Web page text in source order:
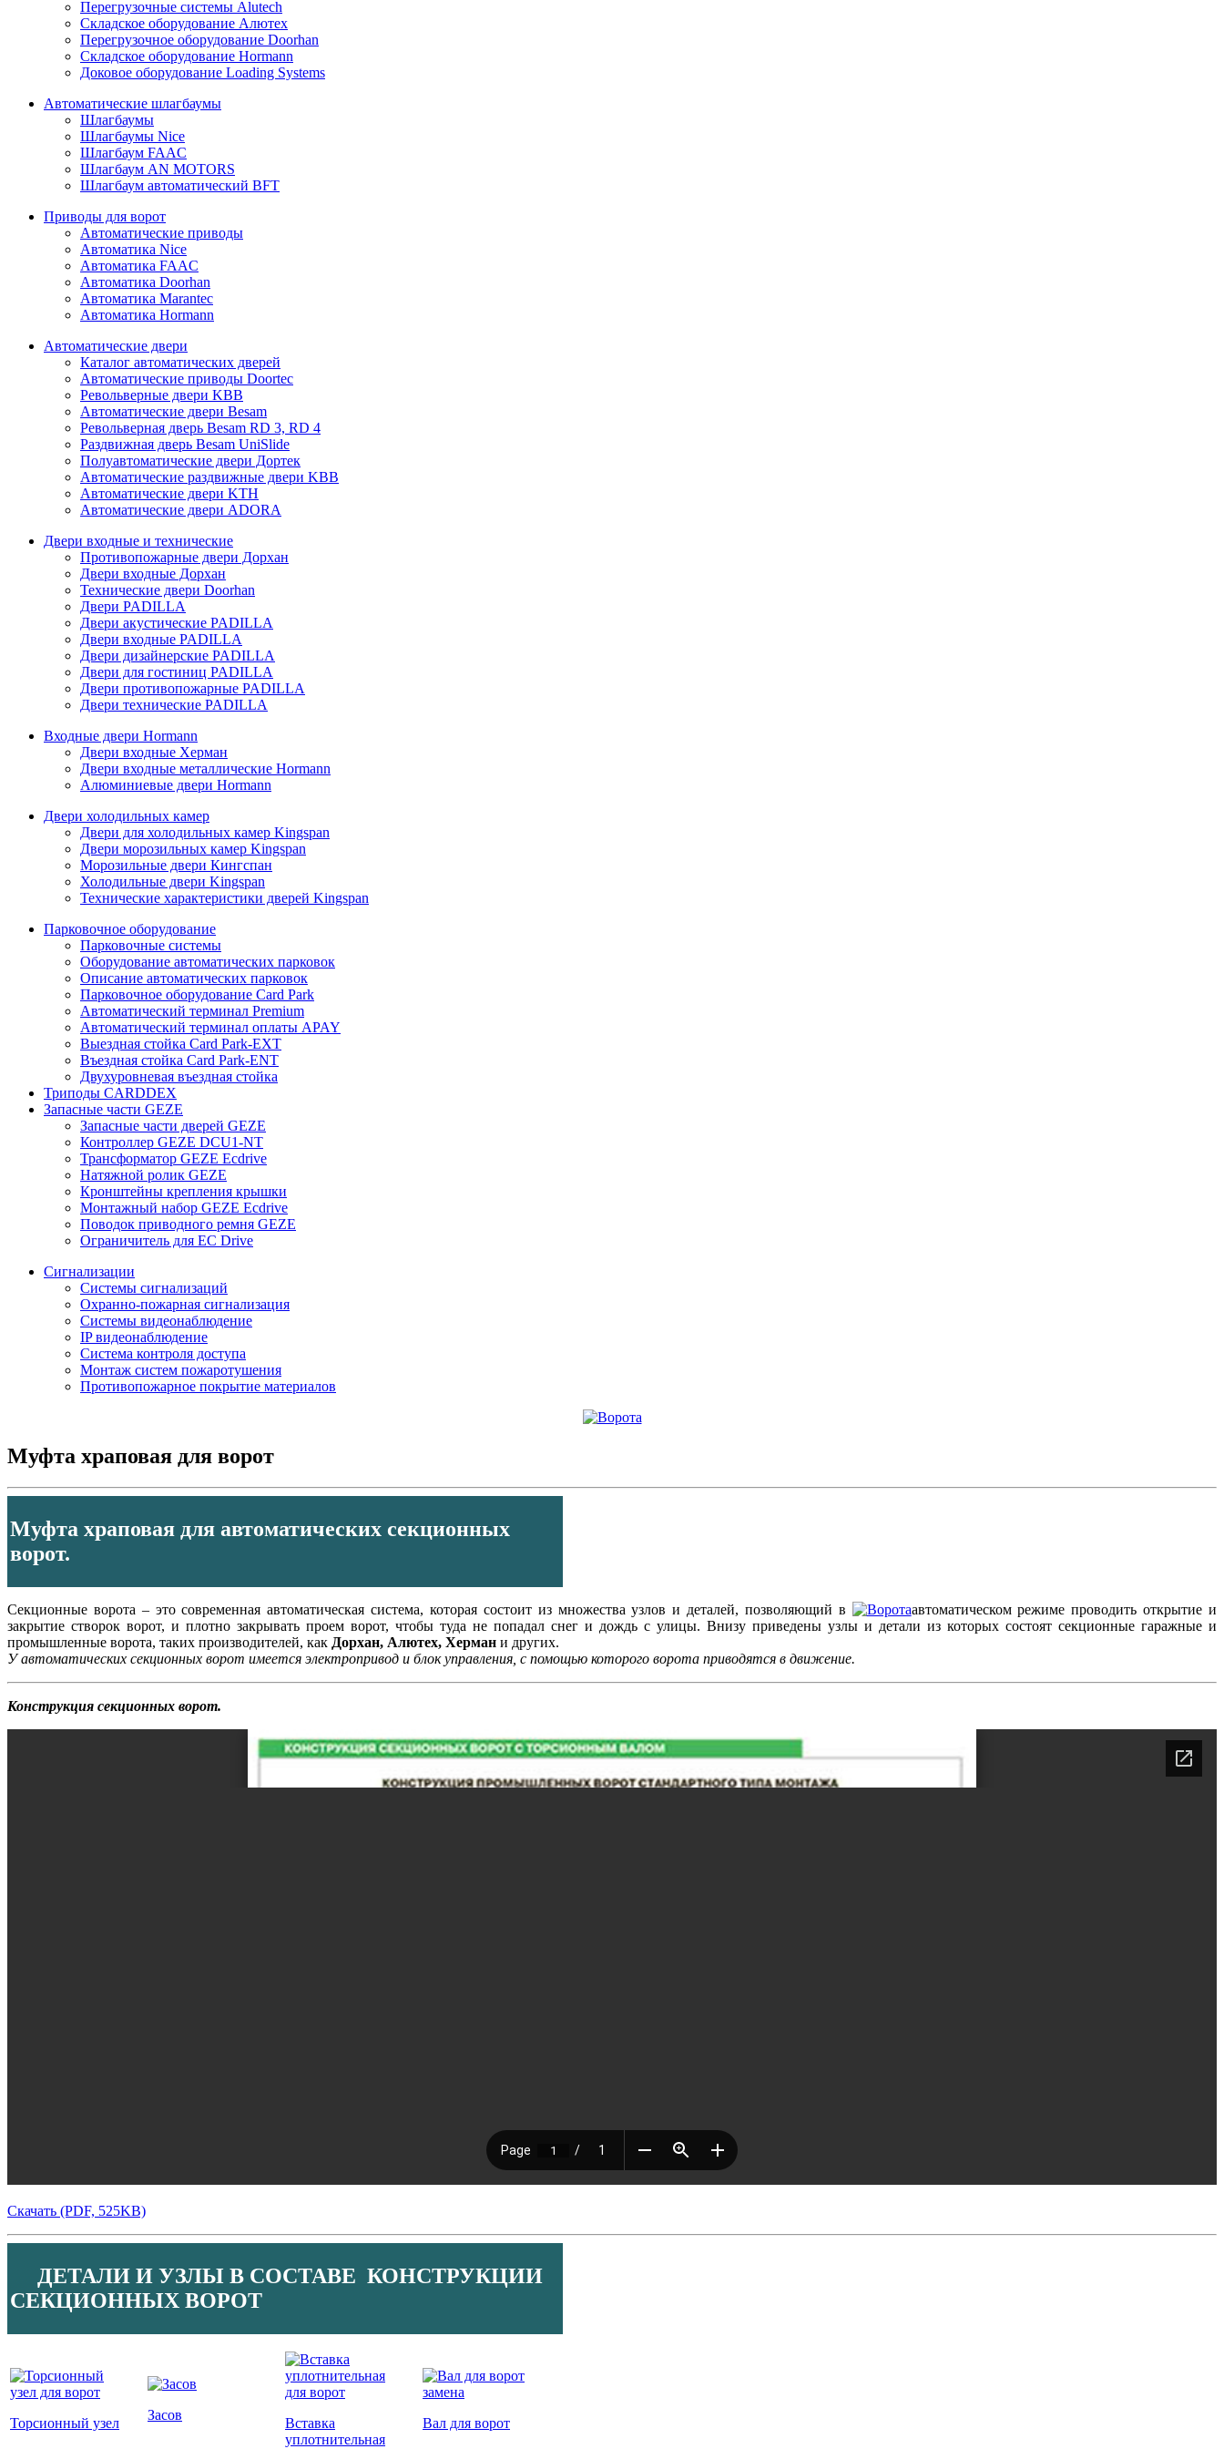
Перегрузочные системы Alutech
Складское оборудование Алютех
Перегрузочное оборудование Doorhan
Складское оборудование Hormann
Доковое оборудование Loading Systems
Автоматические шлагбаумы
Шлагбаумы
Шлагбаумы Nice
Шлагбаум FAAC
Шлагбаум AN MOTORS
Шлагбаум автоматический BFT
Приводы для ворот
Автоматические приводы
Автоматика Nice
Автоматика FAAC
Автоматика Doorhan
Автоматика Marantec
Автоматика Hormann
Автоматические двери
Каталог автоматических дверей
Автоматические приводы Doortec
Револьверные двери KBB
Автоматические двери Besam
Револьверная дверь Besam RD 3, RD 4
Раздвижная дверь Besam UniSlide
Полуавтоматические двери Дортек
Автоматические раздвижные двери KBB
Автоматические двери KTH
Автоматические двери ADORA
Двери входные и технические
Противопожарные двери Дорхан
Двери входные Дорхан
Технические двери Doorhan
Двери PADILLA
Двери акустические PADILLA
Двери входные PADILLA
Двери дизайнерские PADILLA
Двери для гостиниц PADILLA
Двери противопожарные PADILLA
Двери технические PADILLA
Входные двери Hormann
Двери входные Херман
Двери входные металлические Hormann
Алюминиевые двери Hormann
Двери холодильных камер
Двери для холодильных камер Kingspan
Двери морозильных камер Kingspan
Морозильные двери Кингспан
Холодильные двери Kingspan
Технические характеристики дверей Kingspan
Парковочное оборудование
Парковочные системы
Оборудование автоматических парковок
Описание автоматических парковок
Парковочное оборудование Card Park
Автоматический терминал Premium
Автоматический терминал оплаты APAY
Выездная стойка Card Park-EXT
Въездная стойка Card Park-ENT
Двухуровневая въездная стойка
Триподы CARDDEX
Запасные части GEZE
Запасные части дверей GEZE
Контроллер GEZE DCU1-NT
Трансформатор GEZE Ecdrive
Натяжной ролик GEZE
Кронштейны крепления крышки
Монтажный набор GEZE Eсdrive
Поводок приводного ремня GEZE
Ограничитель для EC Drive
Сигнализации
Системы сигнализаций
Охранно-пожарная сигнализация
Системы видеонаблюдение
IP видеонаблюдение
Система контроля доступа
Монтаж систем пожаротушения
Противопожарное покрытие материалов
Муфта храповая для ворот
Муфта храповая для автоматических секционных
ворот.
Секционные ворота – это современная автоматическая система, которая состоит из множества узлов и деталей, позволяющий в
автоматическом режиме проводить открытие и
закрытие створок ворот, и плотно закрывать проем ворот, чтобы туда не попадал снег и дождь с улицы. Внизу приведены узлы и детали из которых состоят секционные гаражные и
промышленные ворота, таких производителей, как Дорхан, Алютех, Херман и других.
У автоматических секционных ворот имеется электропривод и блок управления, с помощью которого ворота приводятся в движение.
Конструкция секционных ворот.
Скачать (PDF, 525KB)
ДЕТАЛИ И УЗЛЫ В СОСТАВЕ КОНСТРУКЦИИ
СЕКЦИОННЫХ ВОРОТ
Торсионный узел
Засов
Вставка
уплотнительная
Вал для ворот